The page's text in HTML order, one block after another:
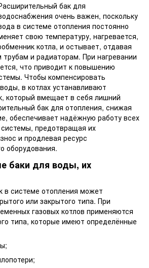
бак для
очень важен, поскольку
в системе отопления постоянно
свою температуру, нагревается,
котла, и остывает, отдавая
трубам и радиаторам. При нагревании
что приводит к повышению
Чтобы компенсировать
в котлах устанавливают
который вмещает в себя лишний
бак для отопления, снижая
обеспечивает надёжную работу всех
системы, предотвращая их
и продлевая ресурс
оборудования.
баки для воды, их
в системе отопления может
или закрытого типа. При
газовых котлов применяются
типа, которые имеют определённые